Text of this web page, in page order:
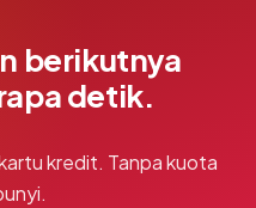
berikutnya
detik.
kredit. Tanpa kuota